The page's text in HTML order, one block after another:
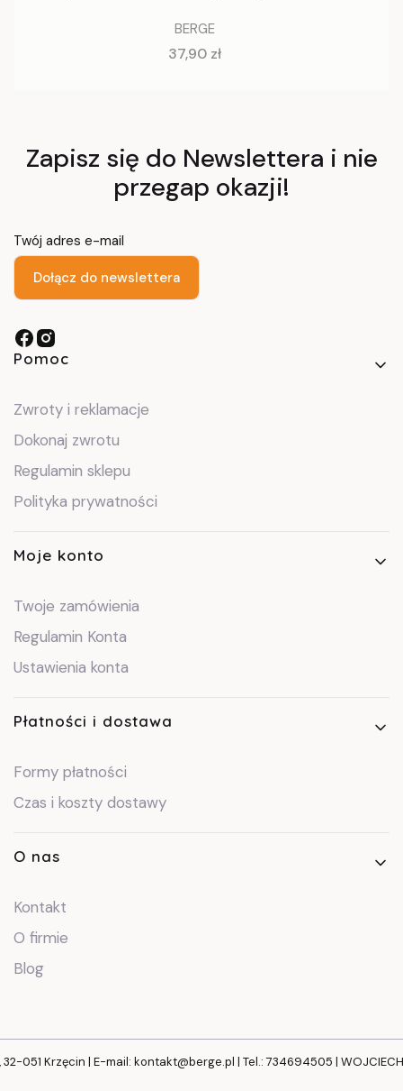
BERGE
Cena
37,90 zł
Zapisz się do Newslettera i nie
przegap okazji!
Twój adres e-mail
Dołącz do newslettera
Linki w stopce
Pomoc
Zwroty i reklamacje
Dokonaj zwrotu
Regulamin sklepu
Polityka prywatności
Moje konto
Twoje zamówienia
Regulamin Konta
Ustawienia konta
Płatności i dostawa
Formy płatności
Czas i koszty dostawy
O nas
Kontakt
O firmie
Blog
051 Krzęcin | E-mail: kontakt@berge.pl | Tel.: 734694505 | WOJCIECH